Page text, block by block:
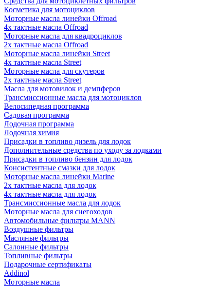
Косметика для мотоциклов
Моторные масла линейки Offroad
4х тактные масла Offroad
Моторные масла для квадроциклов
2х тактные масла Offroad
Моторные масла линейки Street
4х тактные масла Street
Моторные масла для скутеров
2х тактные масла Street
Масла для мотовилок и демпферов
Трансмиссионные масла для мотоциклов
Велосипедная программа
Садовая программа
Лодочная программа
Лодочная химия
Присадки в топливо дизель для лодок
Дополнительные средства по уходу за лодками
Присадки в топливо бензин для лодок
Консистентные смазки для лодок
Моторные масла линейки Marine
2х тактные масла для лодок
4х тактные масла для лодок
Трансмиссионные масла для лодок
Моторные масла для снегоходов
Автомобильные фильтры MANN
Воздушные фильтры
Масляные фильтры
Салонные фильтры
Топливные фильтры
Подарочные сертификаты
Addinol
Моторные масла